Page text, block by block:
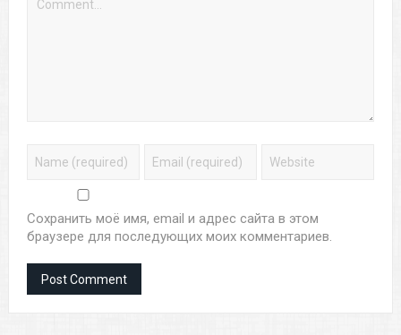
Сохранить моё имя, email и адрес сайта в этом
браузере для последующих моих комментариев.